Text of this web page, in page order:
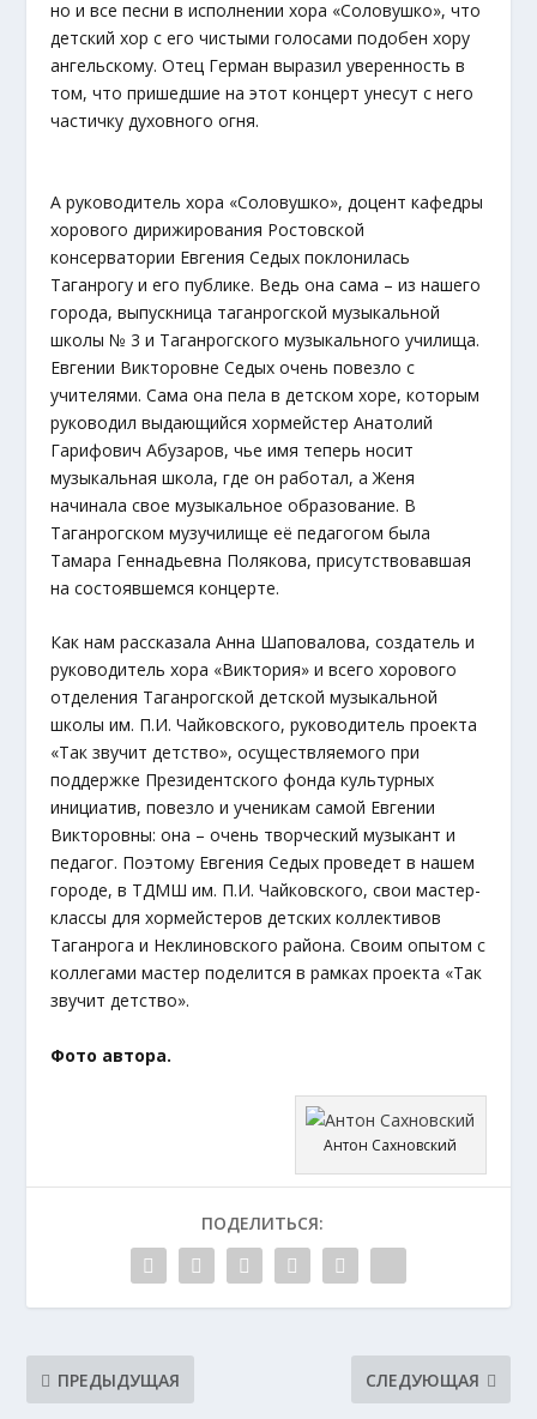
но и все песни в исполнении хора «Соловушко», что
детский хор с его чистыми голосами подобен хору
ангельскому. Отец Герман выразил уверенность в
том, что пришедшие на этот концерт унесут с него
частичку духовного огня.
А руководитель хора «Соловушко», доцент кафедры
хорового дирижирования Ростовской
консерватории Евгения Седых поклонилась
Таганрогу и его публике. Ведь она сама – из нашего
города, выпускница таганрогской музыкальной
школы № 3 и Таганрогского музыкального училища.
Евгении Викторовне Седых очень повезло с
учителями. Сама она пела в детском хоре, которым
руководил выдающийся хормейстер Анатолий
Гарифович Абузаров, чье имя теперь носит
музыкальная школа, где он работал, а Женя
начинала свое музыкальное образование. В
Таганрогском музучилище её педагогом была
Тамара Геннадьевна Полякова, присутствовавшая
на состоявшемся концерте.
Как нам рассказала Анна Шаповалова, создатель и
руководитель хора «Виктория» и всего хорового
отделения Таганрогской детской музыкальной
школы им. П.И. Чайковского, руководитель проекта
«Так звучит детство», осуществляемого при
поддержке Президентского фонда культурных
инициатив, повезло и ученикам самой Евгении
Викторовны: она – очень творческий музыкант и
педагог. Поэтому Евгения Седых проведет в нашем
городе, в ТДМШ им. П.И. Чайковского, свои мастер-
классы для хормейстеров детских коллективов
Таганрога и Неклиновского района. Своим опытом с
коллегами мастер поделится в рамках проекта «Так
звучит детство».
Фото автора.
Антон Сахновский
ПОДЕЛИТЬСЯ:
ПРЕДЫДУЩАЯ СЛЕДУЮЩАЯ